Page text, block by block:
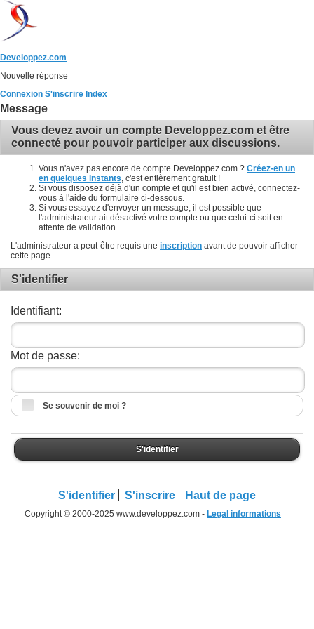
Developpez.com
Nouvelle réponse
Connexion S'inscrire Index
Message
Vous devez avoir un compte Developpez.com et être
connecté pour pouvoir participer aux discussions.
Vous n'avez pas encore de compte Developpez.com ? Créez-en un
en quelques instants , c'est entièrement gratuit !
Si vous disposez déjà d'un compte et qu'il est bien activé, connectez-
vous à l'aide du formulaire ci-dessous.
Si vous essayez d'envoyer un message, il est possible que
l'administrateur ait désactivé votre compte ou que celui-ci soit en
attente de validation.
L'administrateur a peut-être requis une inscription avant de pouvoir afficher
cette page.
S'identifier
Identifiant:
Mot de passe:
Se souvenir de moi ?
S'identifier
S'identifier S'inscrire Haut de page
Copyright © 2000-2025 www.developpez.com - Legal informations